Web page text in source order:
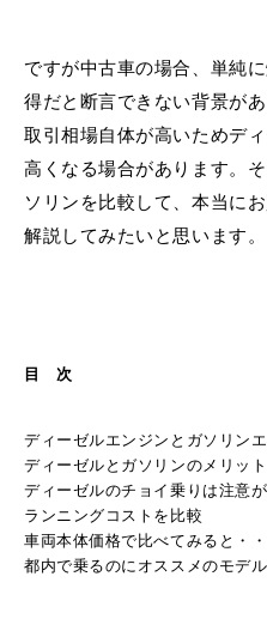
ですが中古車の場合、単純
得だと断言できない背景が
取引相場自体が高いためデ
高くなる場合があります。
ソリンを比較して、本当に
解説してみたいと思います。
目 次
ディーゼルエンジンとガソリン
ディーゼルとガソリンのメリッ
ディーゼルのチョイ乗りは注意
ランニングコストを比較
車両本体価格で比べてみると・・
都内で乗るのにオススメのモデル